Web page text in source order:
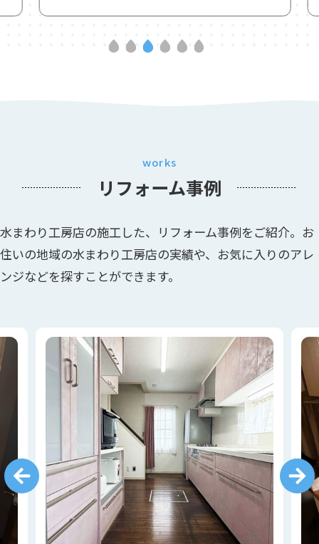
works
リフォーム事例
水まわり工房店の施工した、リフォーム事例をご紹介。お
住いの地域の水まわり工房店の実績や、お気に入りのアレ
ンジなどを探すことができます。